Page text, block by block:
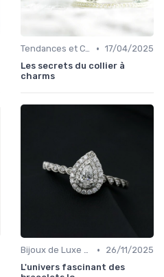
Tendances et Conseils de Style • 17/04/2025
Les secrets du collier à
charms
Bijoux de Luxe pour Femmes •
26/11/2025
L'univers fascinant des